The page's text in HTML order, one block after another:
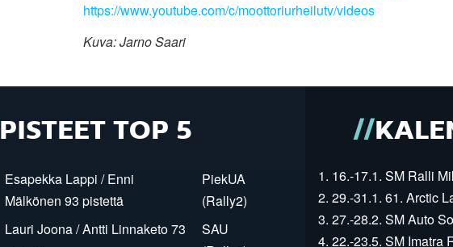
https://www.youtube.com/c/moottoriurheilutv/videos
Kuva: Jarno Saari
PISTEET TOP 5
Esapekka Lappi / Enni
Mälkönen 93 pistettä
PiekUA
(Rally2)
Lauri Joona / Antti Linnaketo 73
SAU
1. 16.-17.1. SM Ralli
2. 29.-31.1. 61. Arctic
3. 27.-28.2. SM Auto
4. 22.-23.5. SM Imatra